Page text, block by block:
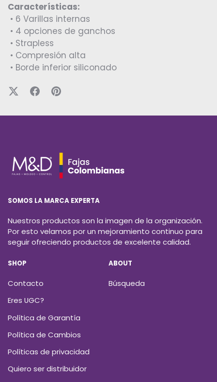
Características:
• 6 Varillas internas
• 4 opciones de ganchos
• Strapless
• Compresión alta
• Borde inferior siliconado
SOMOS LA MARCA EXPERTA
Nuestros productos son la imagen de la organización.
Por esto velamos por un mejoramiento continuo para
seguir ofreciendo productos de excelente calidad.
SHOP
Contacto
Eres UGC?
Política de Garantía
Política de Cambios
Políticas de privacidad
Quiero ser distribuidor
ABOUT
Búsqueda